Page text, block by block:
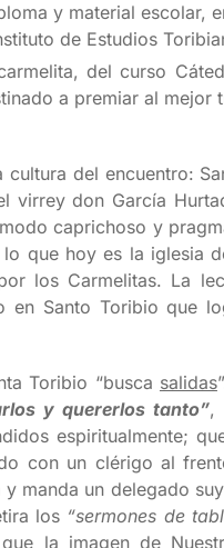
y material escolar,
de Estudios
del curso
a premiar al
del encuentro:
virrey don García
caprichoso y
que hoy es la iglesia
los Carmelitas. La
en Santo Toribio que
Toribio “busca salidas
y quererlos tanto”,
espiritualmente;
con un clérigo al
manda un delegado
los “sermones de
la imagen de